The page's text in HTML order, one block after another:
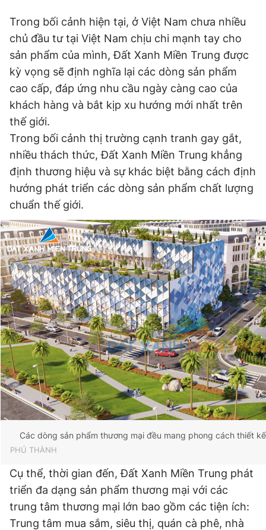
Trong bối cảnh hiện tại, ở Việt Nam chưa nhiều
chủ đầu tư tại Việt Nam chịu chi mạnh tay cho
sản phẩm của mình, Đất Xanh Miền Trung được
kỳ vọng sẽ định nghĩa lại các dòng sản phẩm
cao cấp, đáp ứng nhu cầu ngày càng cao của
khách hàng và bắt kịp xu hướng mới nhất trên
thế giới.
Trong bối cảnh thị trường cạnh tranh gay gắt,
nhiều thách thức, Đất Xanh Miền Trung khẳng
định thương hiệu và sự khác biệt bằng cách định
hướng phát triển các dòng sản phẩm chất lượng
chuẩn thế giới.
Các dòng sản phẩm thương mại đều mang phong cách thiết
PHÚ THÀNH
Cụ thể, thời gian đến, Đất Xanh Miền Trung phát
triển đa dạng sản phẩm thương mại với các
trung tâm thương mại lớn bao gồm các tiện ích:
Trung tâm mua sắm, siêu thị, quán cà phê, nhà